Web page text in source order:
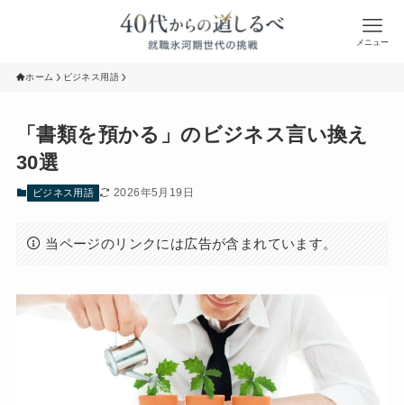
メニュー
ホーム ビジネス用語
「書類を預かる」のビジネス言い換え
30選
ビジネス用語 2026年5月19日
当ページのリンクには広告が含まれています。